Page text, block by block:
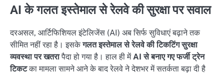
AI के गलत इस्तेमाल से रेलवे की सुरक्षा पर सवाल
दरअसल, आर्टिफिशियल इंटेलिजेंस (AI) अब सिर्फ सुविधाएं बढ़ाने तक
सीमित नहीं रहा है। इसकेगलत इस्तेमाल से रेलवे की टिकटिंग सुरक्षा
व्यवस्था पर खतरापैदा हो गया है। हाल ही में AI से बनाए गए फर्जी ट्रेन
टिकटका मामला सामने आने के बाद रेलवे ने देशभर में सतर्कता बढ़ा दी है